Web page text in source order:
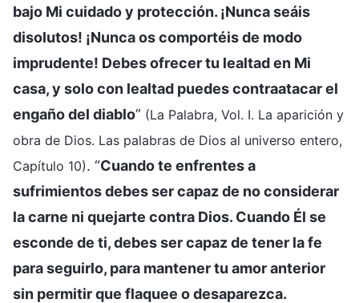
bajo Mi cuidado y protección. ¡Nunca seáis
disolutos! ¡Nunca os comportéis de modo
imprudente! Debes ofrecer tu lealtad en Mi
casa, y solo con lealtad puedes contraatacar el
engaño del diablo” (La Palabra, Vol. I. La aparición y
obra de Dios. Las palabras de Dios al universo entero,
Capítulo 10). “Cuando te enfrentes a
sufrimientos debes ser capaz de no considerar
la carne ni quejarte contra Dios. Cuando Él se
esconde de ti, debes ser capaz de tener la fe
para seguirlo, para mantener tu amor anterior
sin permitir que flaquee o desaparezca.